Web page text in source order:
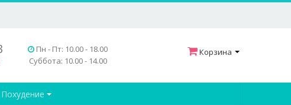
Пн - Пт: 10.00 - 18.00
Суббота: 10.00 - 14.00
Корзина
Похудение